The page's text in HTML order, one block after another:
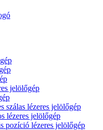
jelölőgép
szálas lézeres jelölőgép
lézeres jelölőgép
pozíció lézeres jelölőgép